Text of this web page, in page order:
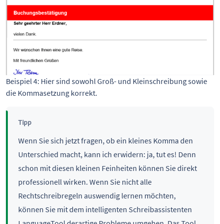
Beispiel 4: Hier sind sowohl Groß- und Kleinschreibung sowie
die Kommasetzung korrekt.
Tipp
Wenn Sie sich jetzt fragen, ob ein kleines Komma den
Unterschied macht, kann ich erwidern: ja, tut es! Denn
schon mit diesen kleinen Feinheiten können Sie direkt
professionell wirken. Wenn Sie nicht alle
Rechtschreibregeln auswendig lernen möchten,
können Sie mit dem intelligenten Schreibassistenten